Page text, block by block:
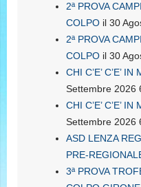
2ª PROVA
COLPO il 30
2ª PROVA
COLPO il 30
CHI C’E’ C’E’
Settembre 2026
CHI C’E’ C’E’
Settembre 2026
ASD LENZA
PRE-
3ª PROVA